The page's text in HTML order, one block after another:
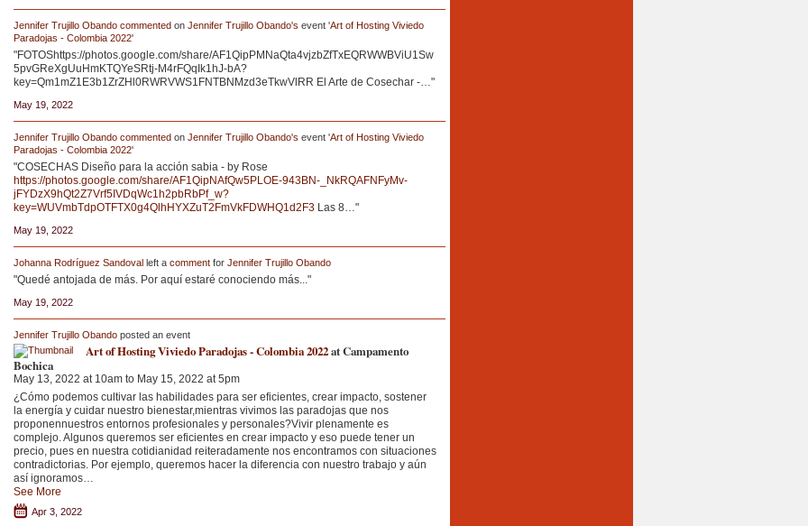
Jennifer Trujillo Obando commentedon Jennifer Trujillo Obando's event 'Art of Hosting Viviedo
Paradojas - Colombia 2022'
"FOTOShttps://photos.google.com/share/AF1QipPMNaQta4vjzbZfTxEQRWWBViU1Sw
5pvGReXgUuHmKTQYeSRtj-M4rFQqIk1hJ-bA?
key=Qm1mZ1E3b1ZrZHl0RWRVWS1FNTBNMzd3eTkwVlRR El Arte de Cosechar -…"
May 19, 2022
Jennifer Trujillo Obando commentedon Jennifer Trujillo Obando's event 'Art of Hosting Viviedo
Paradojas - Colombia 2022'
"COSECHAS Diseño para la acción sabia - by Rose
https://photos.google.com/share/AF1QipNAfQw5PLOE-943BN-_NkRQAFNFyMv-
jFYDzX9hQt2Z7Vrf5IVDqWc1h2pbRbPf_w?
key=WUVmbTdpOTFTX0g4QlhHYXZuT2FmVkFDWHQ1d2F3Las 8…"
May 19, 2022
Johanna Rodríguez Sandovalleft a commentfor Jennifer Trujillo Obando
"Quedé antojada de más. Por aquí estaré conociendo más..."
May 19, 2022
Jennifer Trujillo Obandoposted an event
Art of Hosting Viviedo Paradojas - Colombia 2022at Campamento
Bochica
May 13, 2022 at 10am to May 15, 2022 at 5pm
¿Cómo podemos cultivar las habilidades para ser eficientes, crear impacto, sostener
la energía y cuidar nuestro bienestar,mientras vivimos las paradojas que nos
proponennuestros entornos profesionales y personales?Vivir plenamente es
complejo. Algunos queremos ser eficientes en crear impacto y eso puede tener un
precio, pues en nuestra cotidianidad reiteradamente nos encontramos con situaciones
contradictorias. Por ejemplo, queremos hacer la diferencia con nuestro trabajo y aún
así ignoramos…
See More
Apr 3, 2022